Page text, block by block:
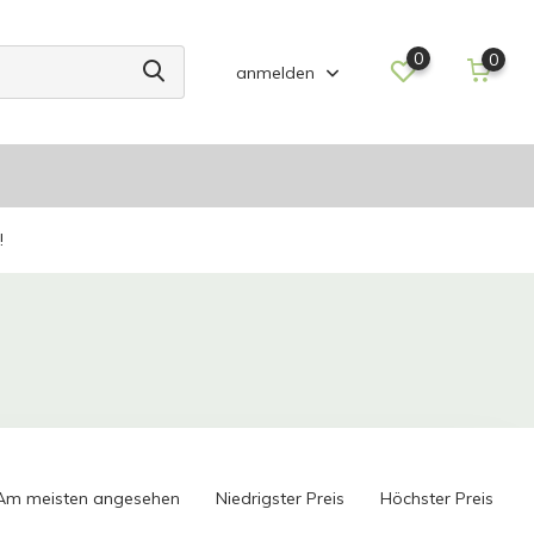
anmelden
0 0
meisten angesehen Niedrigster Preis Höchster Preis